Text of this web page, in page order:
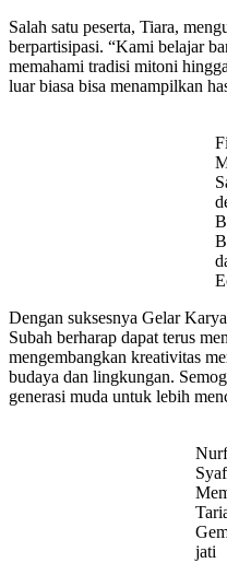
Salah satu peserta, Tiara,
berpartisipasi. “Kami belajar
memahami tradisi mitoni
luar biasa bisa menampilkan
Dengan suksesnya Gelar
Subah berharap dapat terus
mengembangkan kreativitas
budaya dan lingkungan.
generasi muda untuk lebih
jati